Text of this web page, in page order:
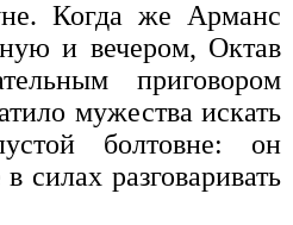
Когда же Арманс
и вечером, Октав
приговором
мужества искать
болтовне: он
силах разговаривать